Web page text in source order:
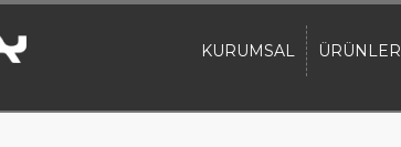
KURUMSAL ÜRÜNLER